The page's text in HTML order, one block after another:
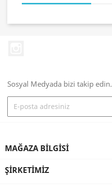
Sosyal Medyada bizi takip edin.
MAĞAZA BILGISI
ŞIRKETIMIZ